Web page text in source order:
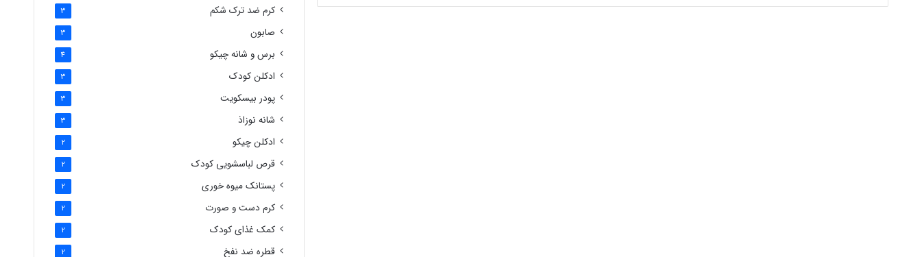
کرم ضد ترک شکم 3
صابون 3
برس و شانه چیکو 4
ادکلن کودک 3
پودر بیسکویت 3
شانه نوزاذ 3
ادکلن چیکو 2
قرص لباسشویی کودک 2
پستانک میوه خوری 2
کرم دست و صورت 2
کمک غذای کودک 2
قطره ضد نفخ 2